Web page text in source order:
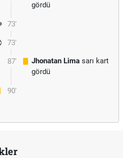
gördü
73'
73'
87' Jhonatan Lima sarı kart
gördü
90'